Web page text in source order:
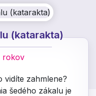
(katarakta)
rokov
vidíte zahmlene?
šedého zákalu je